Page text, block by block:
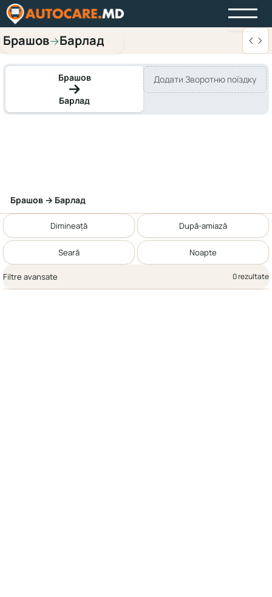
Брашов→Барлад
Брашов
Барлад
Додати Зворотню поїздку
Брашов → Барлад
Dimineață După-amiază
Seară Noapte
Filtre avansate 0 rezultate